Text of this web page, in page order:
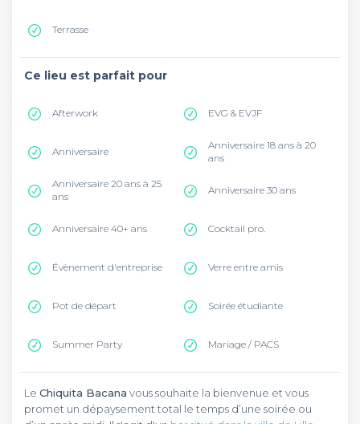
Terrasse
Ce lieu est parfait pour
Afterwork EVG & EVJF
Anniversaire
Anniversaire 18 ans à 20
ans
Anniversaire 20 ans à 25
ans
Anniversaire 30 ans
Anniversaire 40+ ans Cocktail pro.
Évènement d'entreprise Verre entre amis
Pot de départ Soirée étudiante
Summer Party Mariage / PACS
Le Chiquita Bacana vous souhaite la bienvenue et vous
promet un dépaysement total le temps d’une soirée ou